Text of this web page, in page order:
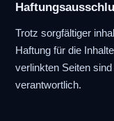
Trotz sorgfältiger
Haftung für die
verlinkten Seiten
verantwortlich.